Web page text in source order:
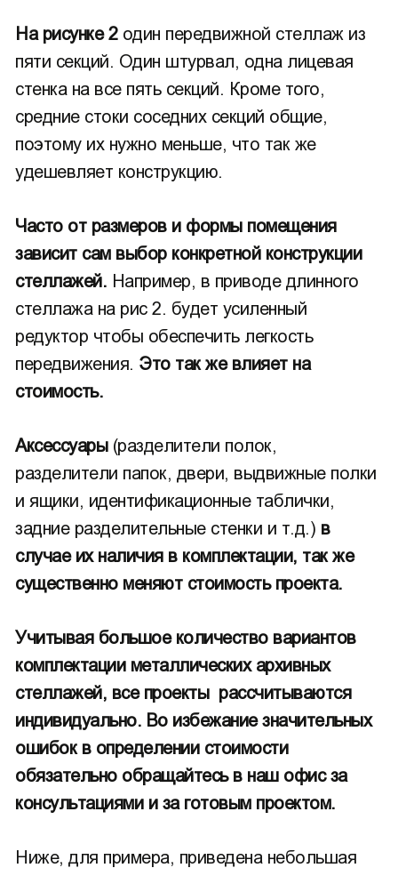
На рисунке 2один передвижной стеллаж из
пяти секций. Один штурвал, одна лицевая
стенка на все пять секций. Кроме того,
средние стоки соседних секций общие,
поэтому их нужно меньше, что так же
удешевляет конструкцию.
Часто от размеров и формы помещения
зависит сам выбор конкретной конструкции
стеллажей. Например, в приводе длинного
стеллажа на рис 2. будет усиленный
редуктор чтобы обеспечить легкость
передвижения. Это так же влияет на
стоимость.
Аксессуары(разделители полок,
разделители папок, двери, выдвижные полки
и ящики, идентификационные таблички,
задние разделительные стенки и т.д.) в
случае их наличия в комплектации, так же
существенно меняют стоимость проекта.
Учитывая большое количество вариантов
комплектации металлических архивных
стеллажей, все проекты рассчитываются
индивидуально. Во избежание значительных
ошибок в определении стоимости
обязательно обращайтесь в наш офис за
консультациями и за готовым проектом.
Ниже, для примера, приведена небольшая